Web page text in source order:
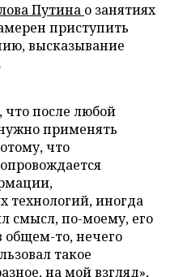
Путина о занятиях
приступить
высказывание
что после любой
применять
что
технологий, иногда
смысл, по-моему, его
общем-то, нечего
такое
на мой взгляд»,